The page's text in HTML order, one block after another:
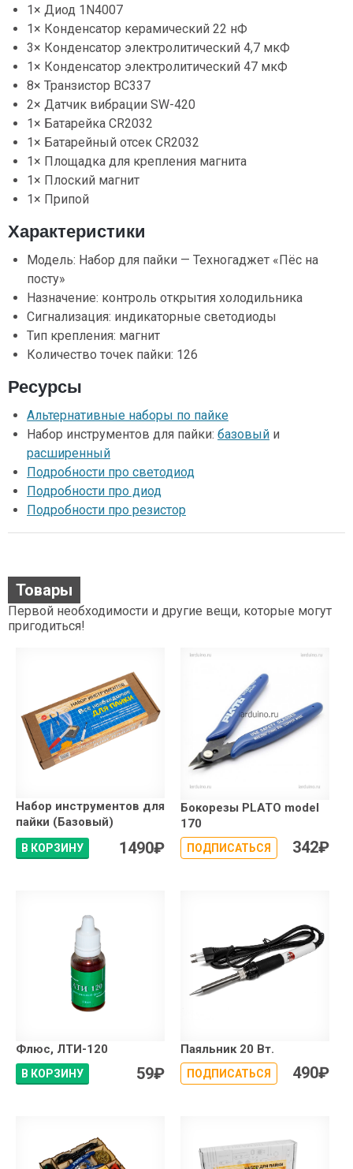
1× Диод 1N4007
1× Конденсатор керамический 22 нФ
3× Конденсатор электролитический 4,7 мкФ
1× Конденсатор электролитический 47 мкФ
8× Транзистор BC337
2× Датчик вибрации SW-420
1× Батарейка CR2032
1× Батарейный отсек CR2032
1× Площадка для крепления магнита
1× Плоский магнит
1× Припой
Характеристики
Модель: Набор для пайки — Техногаджет «Пёс на
посту»
Назначение: контроль открытия холодильника
Сигнализация: индикаторные светодиоды
Тип крепления: магнит
Количество точек пайки: 126
Ресурсы
Альтернативные наборы по пайке
Набор инструментов для пайки: базовый и
расширенный
Подробности про светодиод
Подробности про диод
Подробности про резистор
Товары
Первой необходимости и другие вещи, которые могут
пригодиться!
Набор инструментов для
пайки (Базовый)
В КОРЗИНУ 1490₽
Бокорезы PLATO model
170
ПОДПИСАТЬСЯ 342₽
Флюс, ЛТИ-120
В КОРЗИНУ 59₽
Паяльник 20 Вт.
ПОДПИСАТЬСЯ 490₽